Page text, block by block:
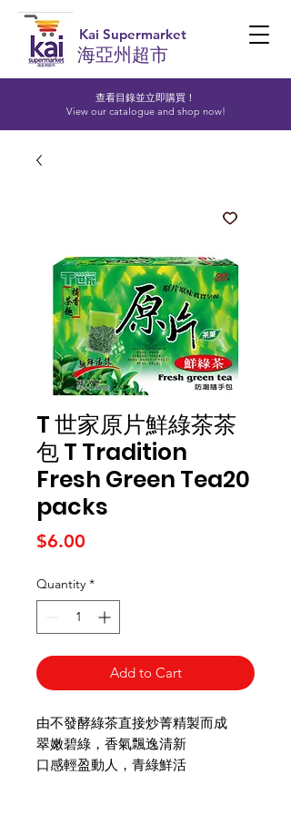
查看目錄並立即購買！​
View our catalogue and shop now!
Kai Supermarket
海亞州超市
T 世家原片鮮綠茶茶
包 T Tradition
Fresh Green Tea20
packs
$6.00
Quantity *
Add to Cart
由不發酵綠茶直接炒菁精製而成
翠嫩碧綠，香氣飄逸清新
口感輕盈動人，青綠鮮活